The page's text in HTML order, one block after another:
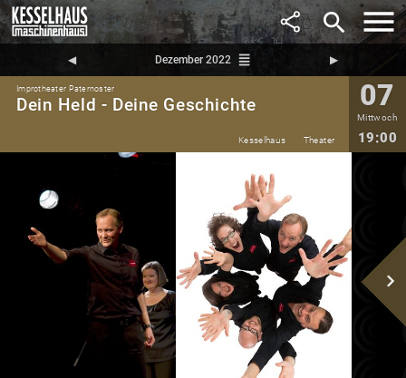
search
◀︎ Dezember 2022 reorder ▶︎
Improtheater Paternoster
Dein Held - Deine Geschichte 07
Mittwoch
19:00
Kesselhaus Theater
navigate_next